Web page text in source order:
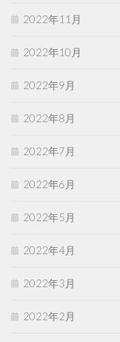
2022年11月
2022年10月
2022年9月
2022年8月
2022年7月
2022年6月
2022年5月
2022年4月
2022年3月
2022年2月